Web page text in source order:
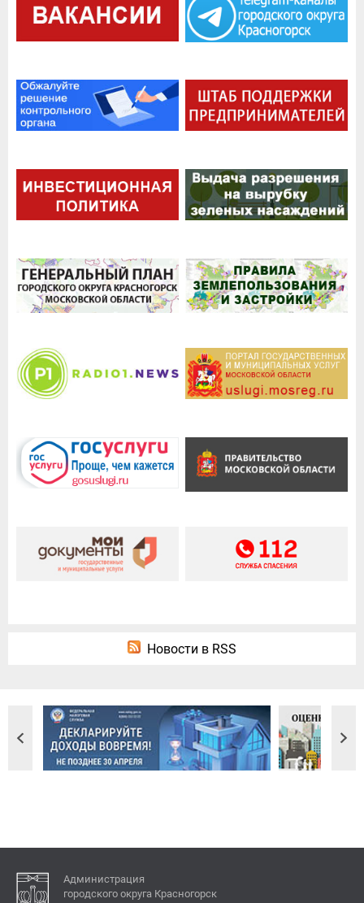
Новости в RSS
Администрация
городского округа Красногорск